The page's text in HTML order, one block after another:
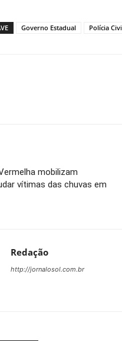
Governo Estadual Polícia
mobilizam
vítimas das chuvas em
Redação
http://jornalosol.com.br